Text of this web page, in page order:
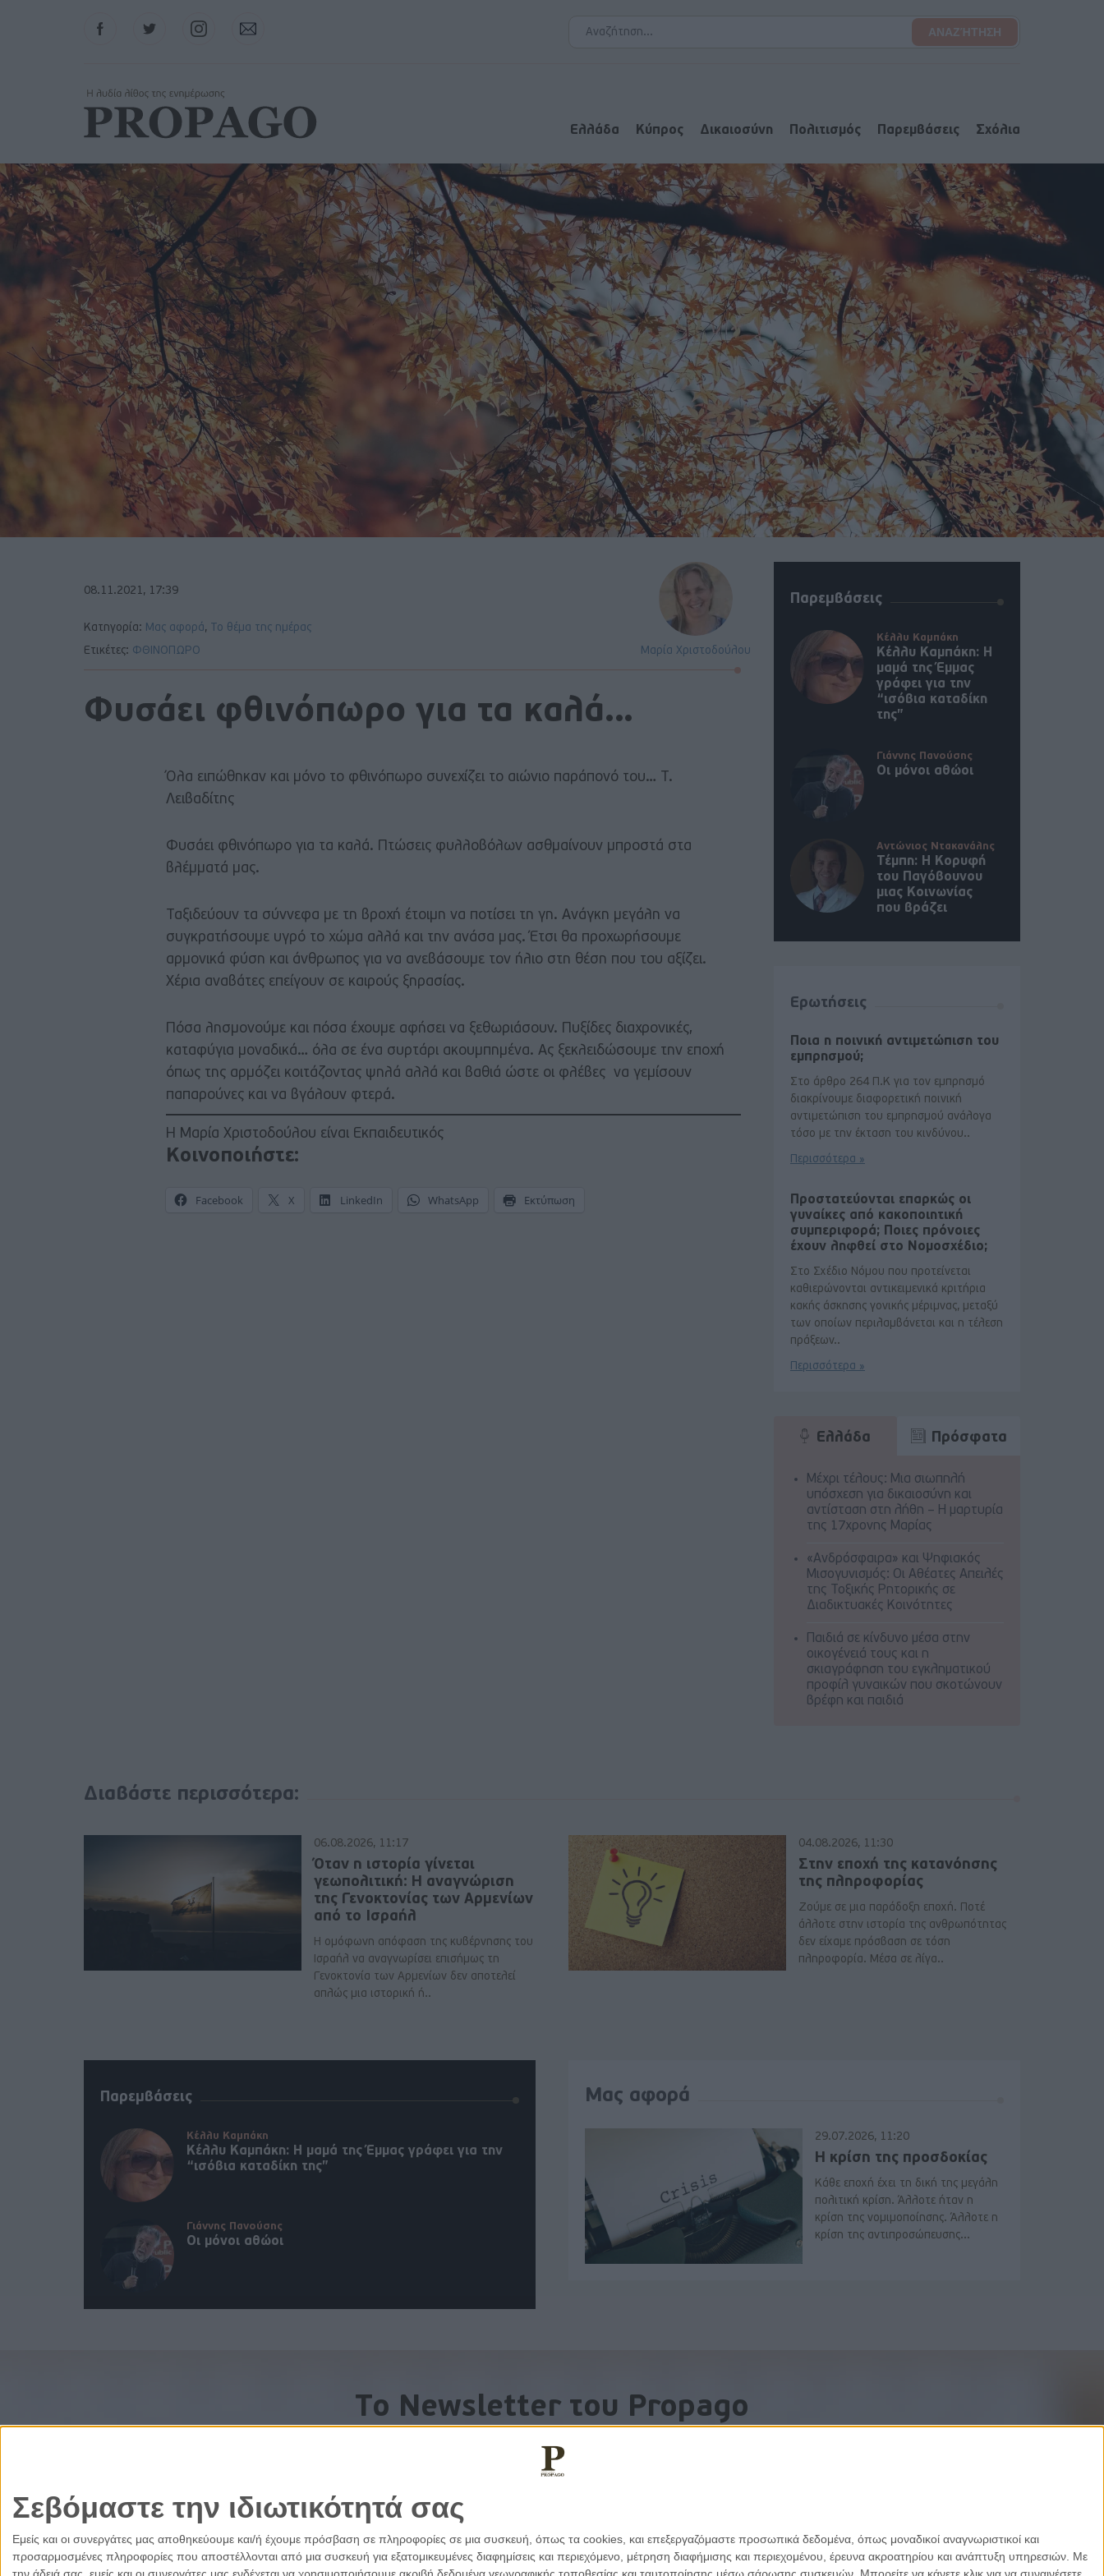
Σεβόμαστε την ιδιωτικότητά σας
Εμείς και οι συνεργάτες μας αποθηκεύουμε και/ή έχουμε πρόσβαση σε πληροφορίες σε μια συσκευή, όπως τα cookies, και επεξεργαζόμαστε προσωπικά δεδομένα, όπως μοναδικοί αναγνωριστικοί και
προσαρμοσμένες πληροφορίες που αποστέλλονται από μια συσκευή για εξατομικευμένες διαφημίσεις και περιεχόμενο, μέτρηση διαφήμισης και περιεχομένου, έρευνα ακροατηρίου και ανάπτυξη υπηρεσιών. Με
FacebookTwitter InstagramContact
Ελλάδα Κύπρος Δικαιοσύνη Πολιτισμός Παρεμβάσεις Σχόλια
08.11.2021, 17:39
Κατηγορία: Μας αφορά,
Το θέμα της ημέρας
Ετικέτες: ΦΘΙΝΟΠΩΡΟ Μαρία Χριστοδούλου
Φυσάει φθινόπωρο για τα καλά…
Όλα ειπώθηκαν και μόνο το φθινόπωρο συνεχίζει το αιώνιο παράπονό του… Τ.
Λειβαδίτης
Φυσάει φθινόπωρο για τα καλά. Πτώσεις φυλλοβόλων ασθμαίνουν μπροστά στα
βλέμματά μας.
Ταξιδεύουν τα σύννεφα με τη βροχή έτοιμη να ποτίσει τη γη. Ανάγκη μεγάλη να
συγκρατήσουμε υγρό το χώμα αλλά και την ανάσα μας. Έτσι θα προχωρήσουμε
αρμονικά φύση και άνθρωπος για να ανεβάσουμε τον ήλιο στη θέση που του αξίζει.
Χέρια αναβάτες επείγουν σε καιρούς ξηρασίας.
Πόσα λησμονούμε και πόσα έχουμε αφήσει να ξεθωριάσουν. Πυξίδες διαχρονικές,
καταφύγια μοναδικά… όλα σε ένα συρτάρι ακουμπημένα. Ας ξεκλειδώσουμε την εποχή
όπως της αρμόζει κοιτάζοντας ψηλά αλλά και βαθιά ώστε οι φλέβες να γεμίσουν
παπαρούνες και να βγάλουν φτερά.
Η Μαρία Χριστοδούλου είναι Εκπαιδευτικός
Κοινοποιήστε:
Facebook X LinkedIn WhatsApp Εκτύπωση
Παρεμβάσεις
Κέλλυ Καμπάκη
Κέλλυ Καμπάκη: Η
μαμά της Έμμας
γράφει για την
“ισόβια καταδίκη
της”
Γιάννης Πανούσης
Οι μόνοι αθώοι
Αντώνιος Ντακανάλης
Τέμπη: Η Κορυφή
του Παγόβουνου
μιας Κοινωνίας
που βράζει
Ερωτήσεις
Ποια η ποινική αντιμετώπιση του
εμπρησμού;
Στο άρθρο 264 Π.Κ για τον εμπρησμό
διακρίνουμε διαφορετική ποινική
αντιμετώπιση του εμπρησμού ανάλογα
τόσο με την έκταση του κινδύνου..
Περισσότερα »
Προστατεύονται επαρκώς οι
γυναίκες από κακοποιητική
συμπεριφορά; Ποιες πρόνοιες
έχουν ληφθεί στο Νομοσχέδιο;
Στο Σχέδιο Νόμου που προτείνεται
καθιερώνονται αντικειμενικά κριτήρια
κακής άσκησης γονικής μέριμνας, μεταξύ
των οποίων περιλαμβάνεται και η τέλεση
πράξεων..
Περισσότερα »
Ελλάδα Πρόσφατα
Μέχρι τέλους: Μια σιωπηλή
υπόσχεση για δικαιοσύνη και
αντίσταση στη λήθη – Η μαρτυρία
της 17χρονης Μαρίας
«Ανδρόσφαιρα» και Ψηφιακός
Μισογυνισμός: Οι Αθέατες Απειλές
της Τοξικής Ρητορικής σε
Διαδικτυακές Κοινότητες
Παιδιά σε κίνδυνο μέσα στην
οικογένειά τους και η
σκιαγράφηση του εγκληματικού
προφίλ γυναικών που σκοτώνουν
βρέφη και παιδιά
Διαβάστε περισσότερα:
06.08.2026, 11:17
Όταν η ιστορία γίνεται
γεωπολιτική: Η αναγνώριση
της Γενοκτονίας των Αρμενίων
από το Ισραήλ
Η ομόφωνη απόφαση της κυβέρνησης του
Ισραήλ να αναγνωρίσει επισήμως τη
Γενοκτονία των Αρμενίων δεν αποτελεί
απλώς μια ιστορική ή..
04.08.2026, 11:30
Στην εποχή της κατανόησης
της πληροφορίας
Ζούμε σε μια παράδοξη εποχή. Ποτέ
άλλοτε στην ιστορία της ανθρωπότητας
δεν είχαμε πρόσβαση σε τόση
πληροφορία. Μέσα σε λίγα..
Παρεμβάσεις
Κέλλυ Καμπάκη
Κέλλυ Καμπάκη: Η μαμά της Έμμας γράφει για την
“ισόβια καταδίκη της”
Γιάννης Πανούσης
Οι μόνοι αθώοι
Μας αφορά
29.07.2026, 11:20
Η κρίση της προσδοκίας
Κάθε εποχή έχει τη δική της μεγάλη
πολιτική κρίση. Άλλοτε ήταν η
κρίση της νομιμοποίησης. Άλλοτε η
κρίση της αντιπροσώπευσης...
To Newsletter του Propago
Λάβετε την ανάλυση της ημέρας στο email σας